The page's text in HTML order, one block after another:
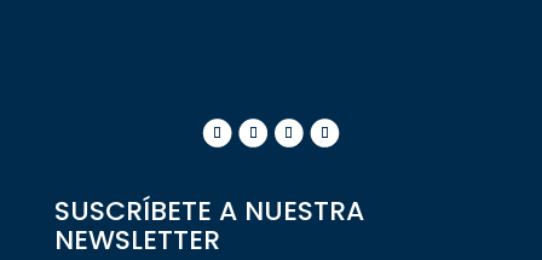
SUSCRÍBETE A NUESTRA
NEWSLETTER